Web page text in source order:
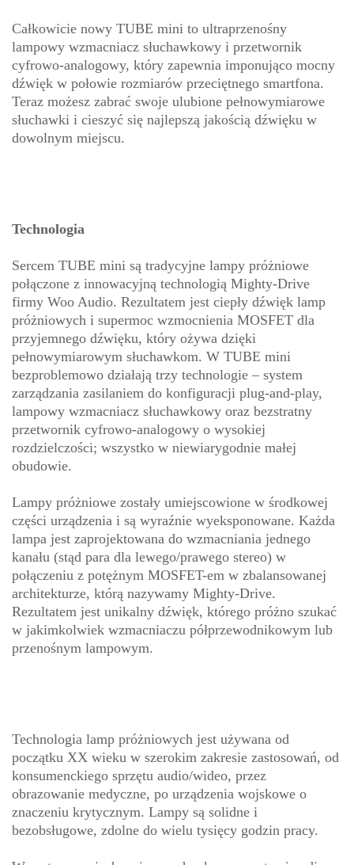
Całkowicie nowy TUBE mini to ultraprzenośny
lampowy wzmacniacz słuchawkowy i przetwornik
cyfrowo-analogowy, który zapewnia imponująco mocny
dźwięk w połowie rozmiarów przeciętnego smartfona.
Teraz możesz zabrać swoje ulubione pełnowymiarowe
słuchawki i cieszyć się najlepszą jakością dźwięku w
dowolnym miejscu.
Technologia
Sercem TUBE mini są tradycyjne lampy próżniowe
połączone z innowacyjną technologią Mighty-Drive
firmy Woo Audio. Rezultatem jest ciepły dźwięk lamp
próżniowych i supermoc wzmocnienia MOSFET dla
przyjemnego dźwięku, który ożywa dzięki
pełnowymiarowym słuchawkom. W TUBE mini
bezproblemowo działają trzy technologie – system
zarządzania zasilaniem do konfiguracji plug-and-play,
lampowy wzmacniacz słuchawkowy oraz bezstratny
przetwornik cyfrowo-analogowy o wysokiej
rozdzielczości; wszystko w niewiarygodnie małej
obudowie.
Lampy próżniowe zostały umiejscowione w środkowej
części urządzenia i są wyraźnie wyeksponowane. Każda
lampa jest zaprojektowana do wzmacniania jednego
kanału (stąd para dla lewego/prawego stereo) w
połączeniu z potężnym MOSFET-em w zbalansowanej
architekturze, którą nazywamy Mighty-Drive.
Rezultatem jest unikalny dźwięk, którego próżno szukać
w jakimkolwiek wzmacniaczu półprzewodnikowym lub
przenośnym lampowym.
Technologia lamp próżniowych jest używana od
początku XX wieku w szerokim zakresie zastosowań, od
konsumenckiego sprzętu audio/wideo, przez
obrazowanie medyczne, po urządzenia wojskowe o
znaczeniu krytycznym. Lampy są solidne i
bezobsługowe, zdolne do wielu tysięcy godzin pracy.